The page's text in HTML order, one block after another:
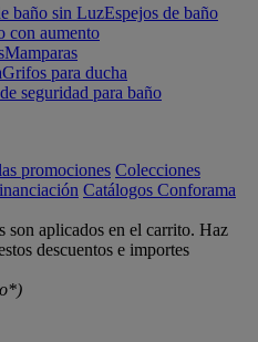
baño sin LuzEspejos de baño
con aumento
Mamparas
Grifos para ducha
seguridad para baño
promociones Colecciones
Catálogos Conforama
son aplicados en el carrito. Haz
descuentos e importes